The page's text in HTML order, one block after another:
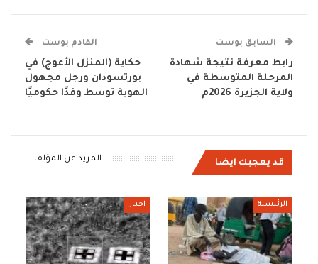
السابق بوست
رابط معرفة نتيجة شهادة
المرحلة المتوسطة في
ولاية الجزيرة 2026م
القادم بوست
حكاية (المنزل الأعوج) في
بورتسودان ورجل مجهول
الهوية توسط وفدًا حكوميًا
قد يعجبك ايضا المزيد عن المؤلف
الرئيسية اخبار